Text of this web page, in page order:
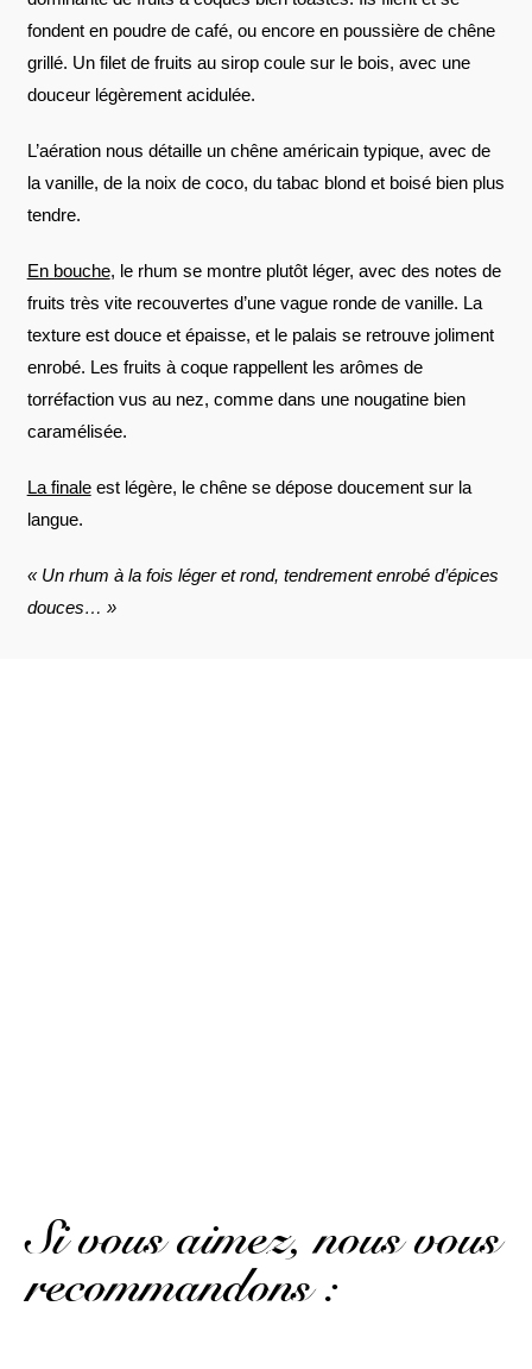
fondent en poudre de café, ou encore en poussière de chêne
grillé. Un filet de fruits au sirop coule sur le bois, avec une
douceur légèrement acidulée.
L’aération nous détaille un chêne américain typique, avec de
la vanille, de la noix de coco, du tabac blond et boisé bien plus
tendre.
En bouche, le rhum se montre plutôt léger, avec des notes de
fruits très vite recouvertes d’une vague ronde de vanille. La
texture est douce et épaisse, et le palais se retrouve joliment
enrobé. Les fruits à coque rappellent les arômes de
torréfaction vus au nez, comme dans une nougatine bien
caramélisée.
La finaleest légère, le chêne se dépose doucement sur la
langue.
« Un rhum à la fois léger et rond, tendrement enrobé d’épices
douces… »
Si vous aimez, nous vous
recommandons :